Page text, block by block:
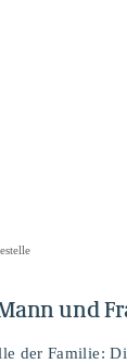
und
der Familie: